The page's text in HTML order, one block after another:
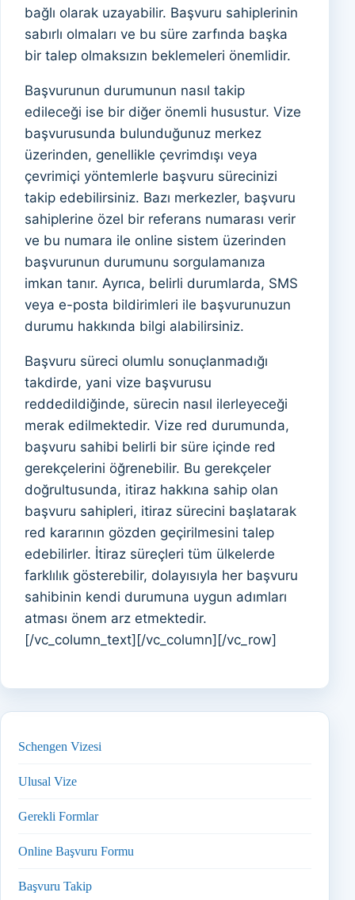
Schengen Vizesi
Ulusal Vize
Gerekli Formlar
Online Başvuru Formu
Başvuru Takip
bağlı olarak uzayabilir. Başvuru sahiplerinin
sabırlı olmaları ve bu süre zarfında başka
bir talep olmaksızın beklemeleri önemlidir.
Başvurunun durumunun nasıl takip
edileceği ise bir diğer önemli husustur. Vize
başvurusunda bulunduğunuz merkez
üzerinden, genellikle çevrimdışı veya
çevrimiçi yöntemlerle başvuru sürecinizi
takip edebilirsiniz. Bazı merkezler, başvuru
sahiplerine özel bir referans numarası verir
ve bu numara ile online sistem üzerinden
başvurunun durumunu sorgulamanıza
imkan tanır. Ayrıca, belirli durumlarda, SMS
veya e-posta bildirimleri ile başvurunuzun
durumu hakkında bilgi alabilirsiniz.
Başvuru süreci olumlu sonuçlanmadığı
takdirde, yani vize başvurusu
reddedildiğinde, sürecin nasıl ilerleyeceği
merak edilmektedir. Vize red durumunda,
başvuru sahibi belirli bir süre içinde red
gerekçelerini öğrenebilir. Bu gerekçeler
doğrultusunda, itiraz hakkına sahip olan
başvuru sahipleri, itiraz sürecini başlatarak
red kararının gözden geçirilmesini talep
edebilirler. İtiraz süreçleri tüm ülkelerde
farklılık gösterebilir, dolayısıyla her başvuru
sahibinin kendi durumuna uygun adımları
atması önem arz etmektedir.
[/vc_column_text][/vc_column][/vc_row]